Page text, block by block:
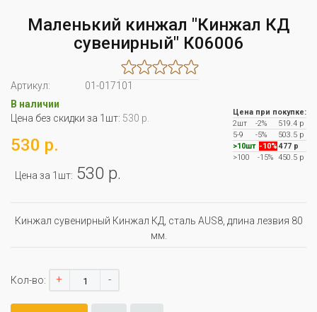
Маленький кинжал "Кинжал КД
сувенирный" К06006
Артикул:
01-017101
В наличии
Цена без скидки за 1шт: 530 р.
530 р.
Цена за 1шт: 530 р.
Цена при покупке:
2шт
-2%
519.4 р
5-9
-5%
503.5 р
>10шт -10% 477 р
>100
-15% 450.5 р
Кинжал сувенирный Кинжал КД, сталь AUS8, длина лезвия 80
мм.
Кол-во: + -